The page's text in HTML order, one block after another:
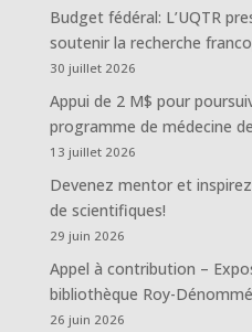
Budget fédéral: L’UQTR
soutenir la recherche
30 juillet 2026
Appui de 2 M$ pour
programme de médecine de
13 juillet 2026
Devenez mentor et
de scientifiques!
29 juin 2026
Appel à contribution –
bibliothèque Roy-Dénommé
26 juin 2026